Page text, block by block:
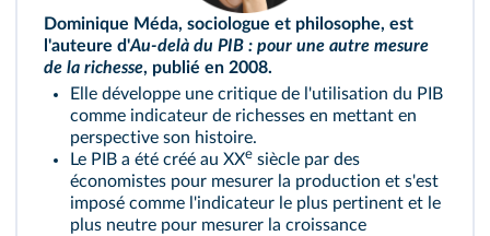
Dominique Méda, sociologue et philosophe, est
l'auteure d'Au-delà du PIB : pour une autre mesure
de la richesse, publié en 2008.
Elle développe une critique de l'utilisation du PIB
comme indicateur de richesses en mettant en
perspective son histoire.
Le PIB a été créé au XXe siècle par des
économistes pour mesurer la production et s'est
imposé comme l'indicateur le plus pertinent et le
plus neutre pour mesurer la croissance